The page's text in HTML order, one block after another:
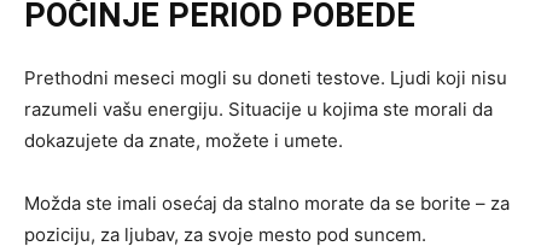
POČINJE PERIOD POBEDE
Prethodni meseci mogli su doneti testove. Ljudi koji nisu
razumeli vašu energiju. Situacije u kojima ste morali da
dokazujete da znate, možete i umete.
Možda ste imali osećaj da stalno morate da se borite – za
poziciju, za ljubav, za svoje mesto pod suncem.